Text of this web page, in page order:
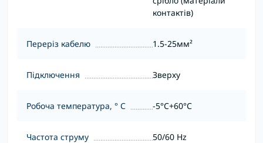
контактів)
Переріз кабелю 1.5-25мм²
Підключення Зверху
Робоча температура, ° С -5°C+60°С
Частота струму 50/60 Hz